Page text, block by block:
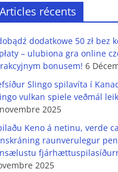
Articles récents
dodatkowe 50 zł bez
– ulubiona gra online
bonusem! 6
Slingo spilavíta í
vulkan spiele veðmál
2025
Keno á netinu, verde
raunverulegur
2025